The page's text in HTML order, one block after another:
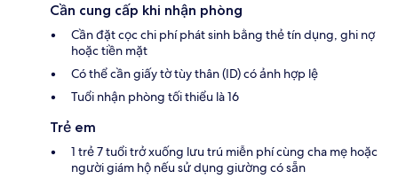
Cần cung cấp khi nhận phòng
Cần đặt cọc chi phí phát sinh bằng thẻ tín dụng, ghi nợ
hoặc tiền mặt
Có thể cần giấy tờ tùy thân (ID) có ảnh hợp lệ
Tuổi nhận phòng tối thiểu là 16
Trẻ em
1 trẻ 7 tuổi trở xuống lưu trú miễn phí cùng cha mẹ hoặc
người giám hộ nếu sử dụng giường có sẵn